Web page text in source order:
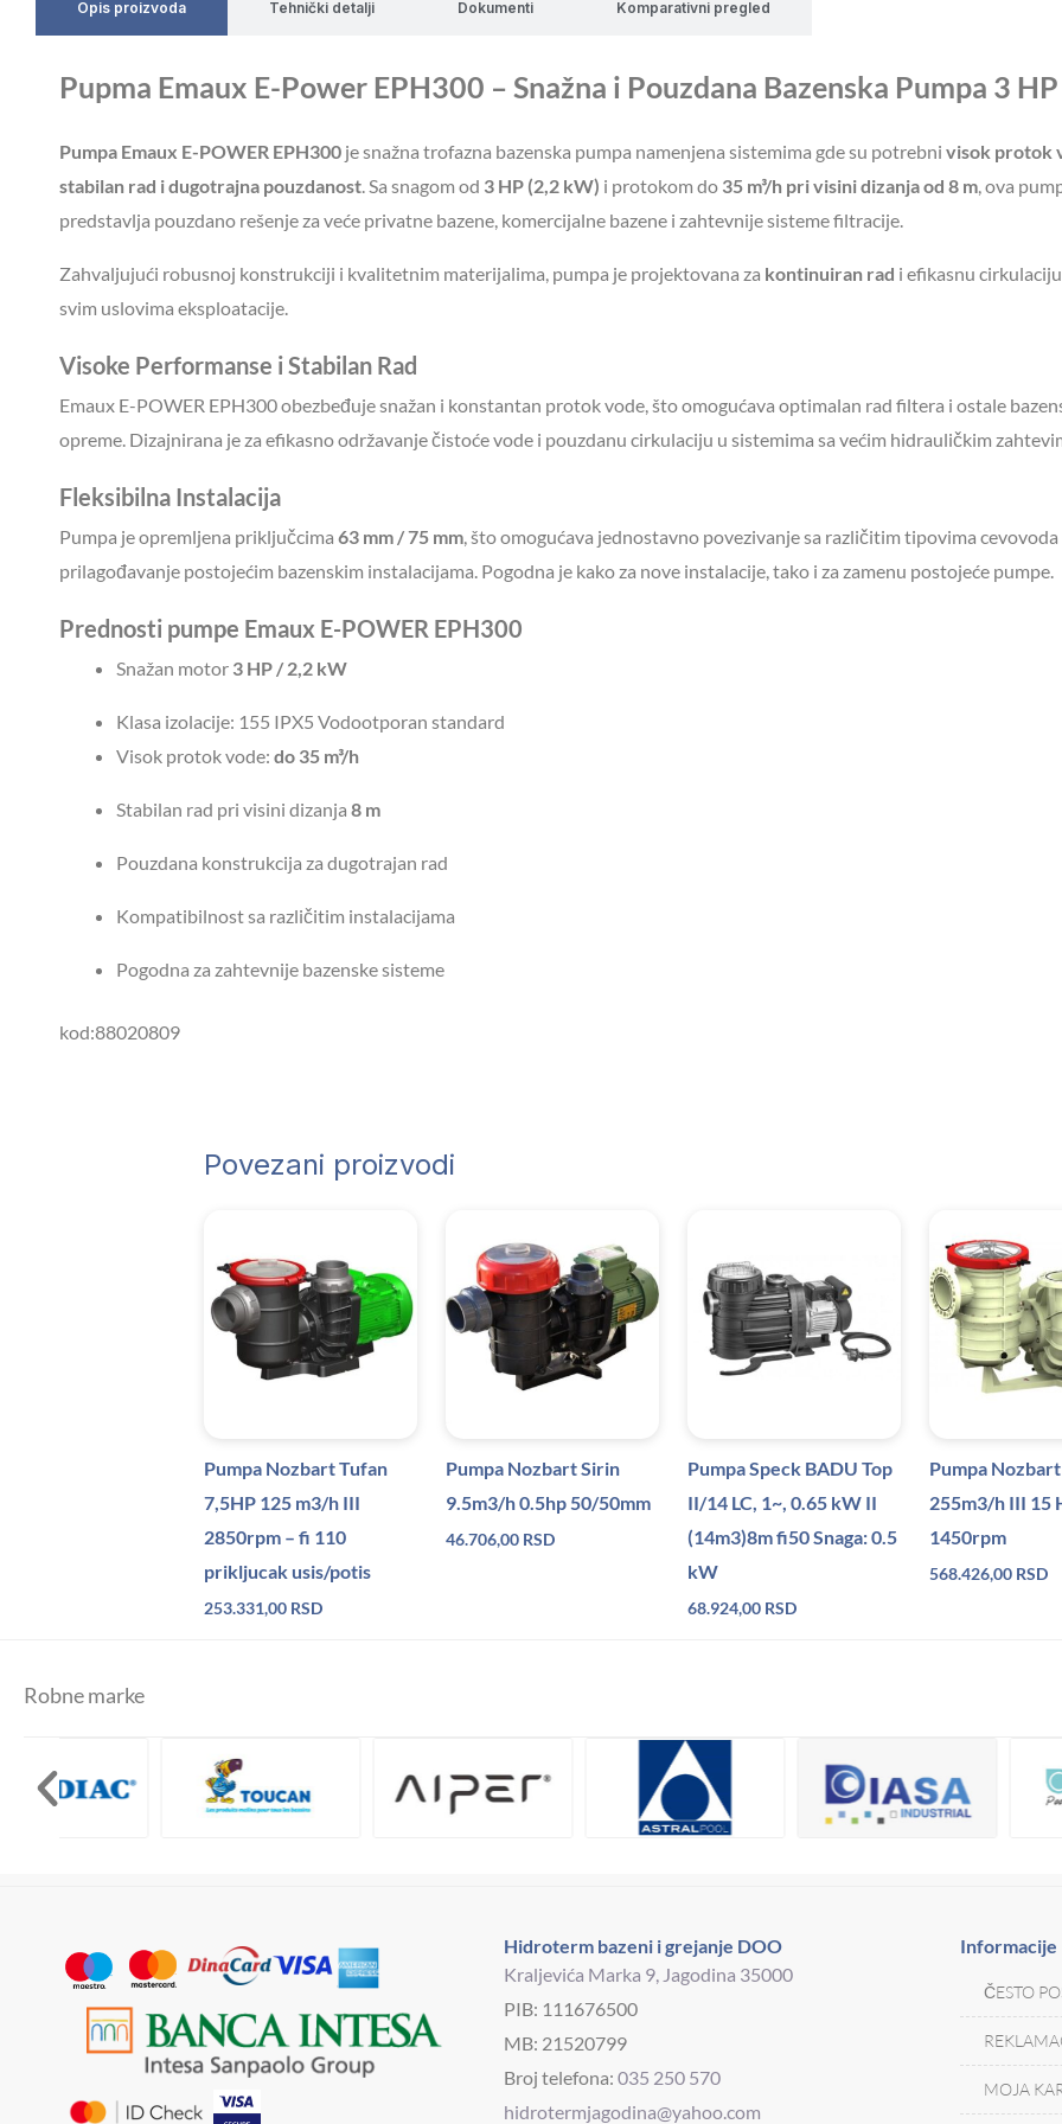
Opis proizvoda Tehnički detalji Dokumenti Komparativni pregled
Pupma Emaux E-Power EPH300 – Snažna i Pouzdana Bazenska Pumpa 3 HP
Pumpa Emaux E-POWER EPH300 je snažna trofazna bazenska pumpa namenjena sistemima gde su potrebni visok protok
stabilan rad i dugotrajna pouzdanost. Sa snagom od 3 HP (2,2 kW) i protokom do 35 m³/h pri visini dizanja od 8 m, ova
predstavlja pouzdano rešenje za veće privatne bazene, komercijalne bazene i zahtevnije sisteme filtracije.
Zahvaljujući robusnoj konstrukciji i kvalitetnim materijalima, pumpa je projektovana za kontinuiran rad i efikasnu
svim uslovima eksploatacije.
Visoke Performanse i Stabilan Rad
Emaux E-POWER EPH300 obezbeđuje snažan i konstantan protok vode, što omogućava optimalan rad filtera i ostale
opreme. Dizajnirana je za efikasno održavanje čistoće vode i pouzdanu cirkulaciju u sistemima sa većim hidrauličkim
Fleksibilna Instalacija
Pumpa je opremljena priključcima 63 mm / 75 mm, što omogućava jednostavno povezivanje sa različitim tipovima cevovoda
prilagođavanje postojećim bazenskim instalacijama. Pogodna je kako za nove instalacije, tako i za zamenu postojeće pumpe.
Prednosti pumpe Emaux E-POWER EPH300
Snažan motor 3 HP / 2,2 kW
Klasa izolacije: 155 IPX5 Vodootporan standard
Visok protok vode: do 35 m³/h
Stabilan rad pri visini dizanja 8 m
Pouzdana konstrukcija za dugotrajan rad
Kompatibilnost sa različitim instalacijama
Pogodna za zahtevnije bazenske sisteme
kod:88020809
Povezani proizvodi
Pumpa Nozbart Tufan
7,5HP 125 m3/h III
2850rpm – fi 110
prikljucak usis/potis
253.331,00 RSD
Pumpa Nozbart Sirin
9.5m3/h 0.5hp 50/50mm
46.706,00 RSD
Pumpa Speck BADU Top
II/14 LC, 1~, 0.65 kW II
(14m3)8m fi50 Snaga: 0.5
kW
68.924,00 RSD
Pumpa
255m3/h III 15
1450rpm
568.426,00 RSD
Robne marke
Hidroterm bazeni i grejanje DOO
Kraljevića Marka 9, Jagodina 35000
PIB: 111676500
MB: 21520799
Broj telefona:035 250 570
hidrotermjagodina@yahoo.com
Informacije
ČESTO
MOJA